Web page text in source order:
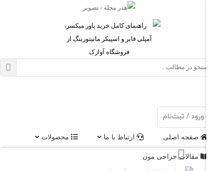
/ ثبت‌نام
اصلی ارتباط با ما محصولات
حراجی مون